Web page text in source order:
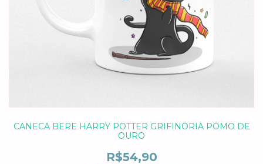
CANECA BERE HARRY POTTER GRIFINÓRIA POMO DE
OURO
R$54,90